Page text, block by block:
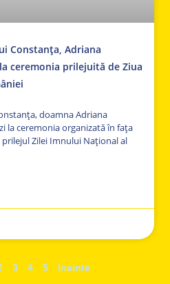
Constanța, Adriana
ceremonia prilejuită de Ziua
doamna Adriana
la ceremonia organizată în fața
Zilei Imnului Național al
3 4 5 Inainte